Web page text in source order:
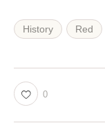
History Red
0